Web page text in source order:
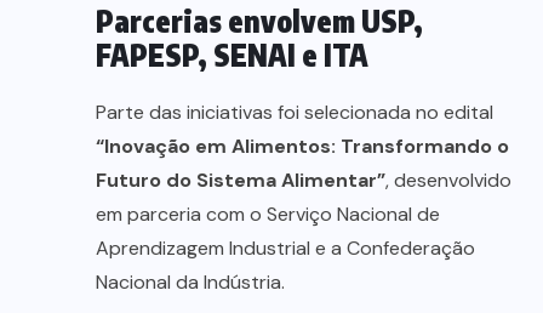
Parcerias envolvem USP,
FAPESP, SENAI e ITA
Parte das iniciativas foi selecionada no edital
“Inovação em Alimentos: Transformando o
Futuro do Sistema Alimentar”, desenvolvido
em parceria com o Serviço Nacional de
Aprendizagem Industrial e a Confederação
Nacional da Indústria.